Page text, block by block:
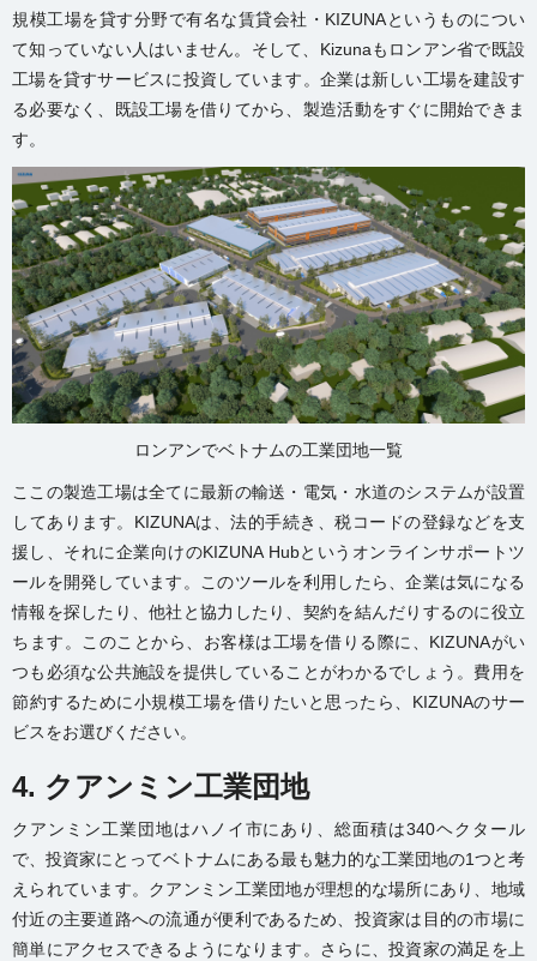
規模工場を貸す分野で有名な賃貸会社・KIZUNAというものについ
て知っていない人はいません。そして、Kizunaもロンアン省で既設
工場を貸すサービスに投資しています。企業は新しい工場を建設す
る必要なく、既設工場を借りてから、製造活動をすぐに開始できま
す。
ロンアンでベトナムの工業団地一覧
ここの製造工場は全てに最新の輸送・電気・水道のシステムが設置
してあります。KIZUNAは、法的手続き、税コードの登録などを支
援し、それに企業向けのKIZUNA Hubというオンラインサポートツ
ールを開発しています。このツールを利用したら、企業は気になる
情報を探したり、他社と協力したり、契約を結んだりするのに役立
ちます。このことから、お客様は工場を借りる際に、KIZUNAがい
つも必須な公共施設を提供していることがわかるでしょう。費用を
節約するために小規模工場を借り たいと思ったら、KIZUNAのサー
ビスをお選びください。
4. クアンミン工業団地
クアンミン工業団地はハノイ市にあり、総面積は340ヘクタール
で、投資家にとってベトナムにある最も魅力的な工業団地の1つと考
えられています。クアンミン工業団地が理想的な場所にあり、地域
付近の主要道路への流通が便利であるため、投資家は目的の市場に
簡単にアクセスできるようになります。さらに、投資家の満足を上